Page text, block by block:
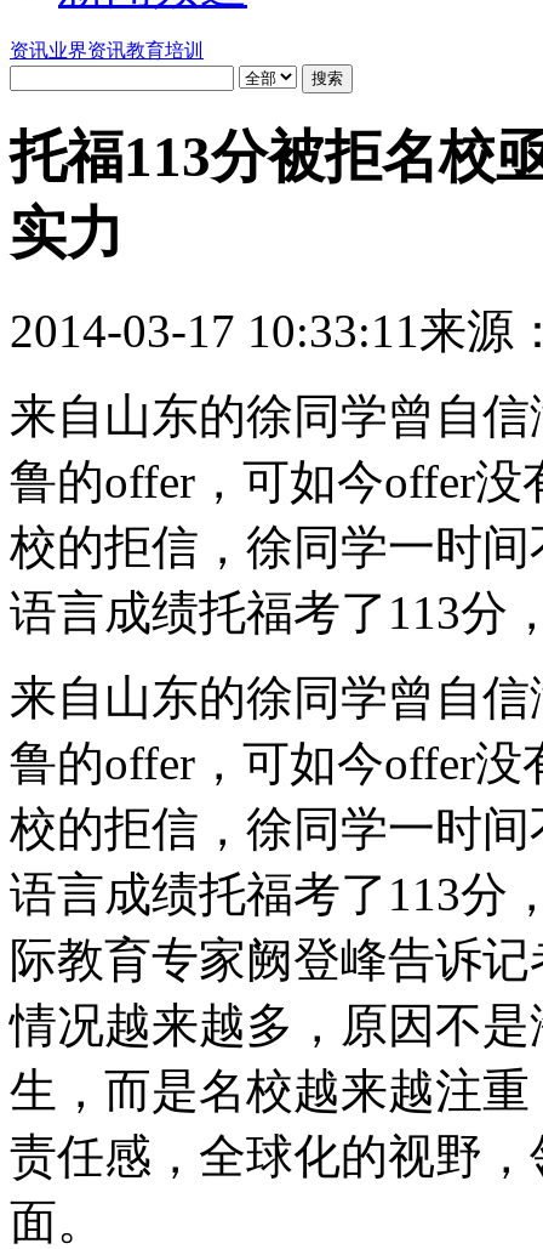
资讯业界资讯教育培训
托福113分被拒名校
实力
2014-03-17 10:33:11来源
来自山东的徐同学曾自
鲁的offer，可如今offer
校的拒信，徐同学一时
语言成绩托福考了113分
来自山东的徐同学曾自
鲁的offer，可如今offer
校的拒信，徐同学一时
语言成绩托福考了113分
际教育专家阙登峰告诉
情况越来越多，原因不
生，而是名校越来越注
责任感，全球化的视野
面。